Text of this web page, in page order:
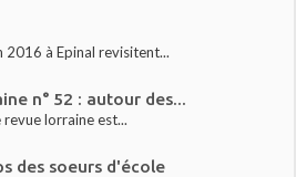
2016 à Epinal revisitent...
n° 52 : autour des...
lorraine est...
des soeurs d'école